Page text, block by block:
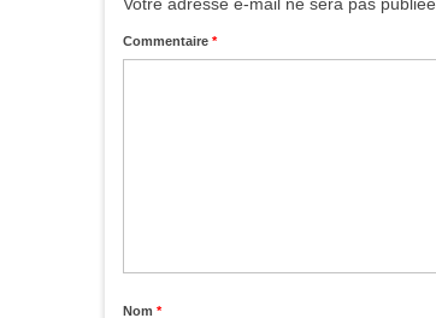
Commentaire *
Nom *